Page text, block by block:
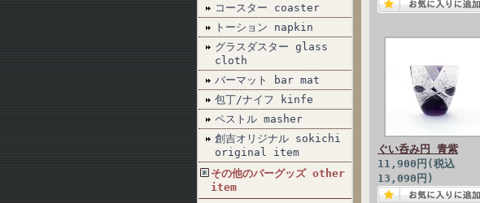
コースター coaster
トーション napkin
グラスダスター glass
cloth
バーマット bar mat
包丁/ナイフ kinfe
ペストル masher
創吉オリジナル sokichi
original item
その他のバーグッズ other
item
ぐい呑み円 青紫
11,900円(税込
13,090円)